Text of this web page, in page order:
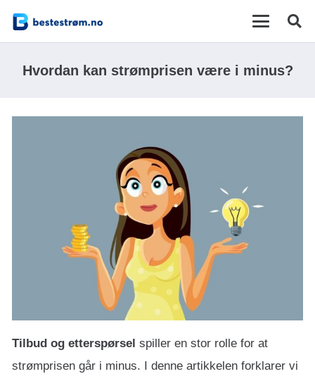
Hvordan kan strømprisen være i minus?
Tilbud og etterspørsel spiller en stor rolle for at
strømprisen går i minus. I denne artikkelen forklarer vi